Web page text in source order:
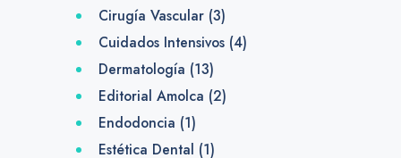
Cirugía Vascular(3)
Cuidados Intensivos(4)
Dermatología (13)
Editorial Amolca (2)
Endodoncia (1)
Estética Dental (1)